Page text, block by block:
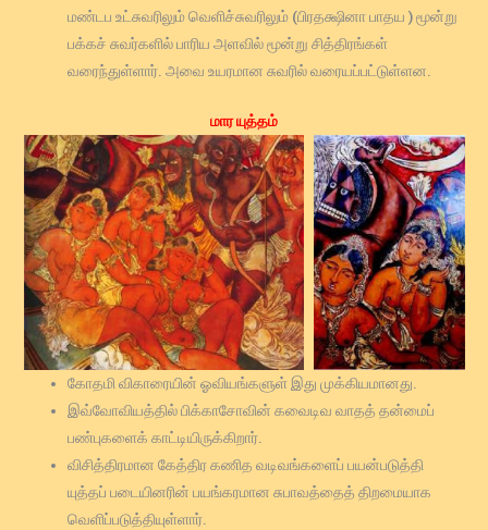
மண்டப உட்சுவரிலும் வெளிச்சுவரிலும் (பிரதக்ஷினா பாதய ) மூன்று
பக்கச் சுவர்களில் பாரிய அளவில் மூன்று சித்திரங்கள்
வரைந்துள்ளார். அவை உயரமான சுவரில் வரையப்பட்டுள்ளன.
மார யுத்தம்
கோதமி விகாரையின் ஓவியங்களுள் இது முக்கியமானது.
இவ்வோவியத்தில் பிக்காசோவின் கவைடிவ வாதத் தன்மைப்
பண்புகளைக் காட்டியிருக்கிறார்.
விசித்திரமான கேத்திர கணித வடிவங்களைப் பயன்படுத்தி
யுத்தப் படையினரின் பயங்கரமான சுபாவத்தைத் திறமையாக
வெளிப்படுத்தியுள்ளார்.